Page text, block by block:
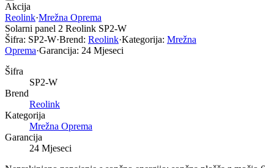
Akcija
Reolink·Mrežna Oprema
Solarni panel 2 Reolink SP2-W
Šifra: SP2-W·Brend: Reolink·Kategorija: Mrežna
Oprema·Garancija: 24 Mjeseci
Šifra
SP2-W
Brend
Reolink
Kategorija
Mrežna Oprema
Garancija
24 Mjeseci